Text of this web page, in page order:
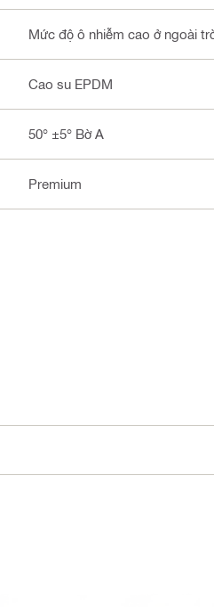
Mức độ ô nhiễm cao ở ngoài
Cao su EPDM
50° ±5° Bờ A
Premium